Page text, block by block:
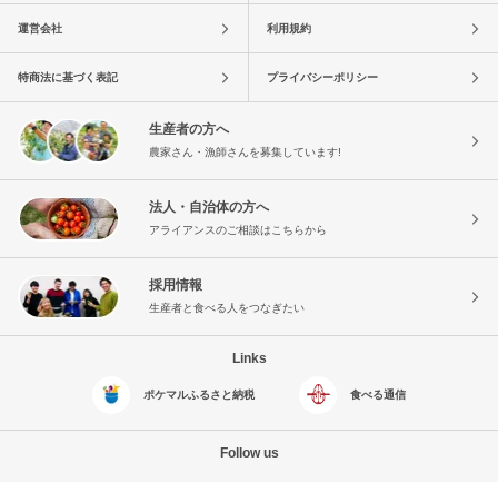
運営会社 利用規約
特商法に基づく表記 プライバシーポリシー
生産者の方へ
農家さん・漁師さんを募集しています!
法人・自治体の方へ
アライアンスのご相談はこちらから
採用情報
生産者と食べる人をつなぎたい
Links
ポケマルふるさと納税 食べる通信
Follow us